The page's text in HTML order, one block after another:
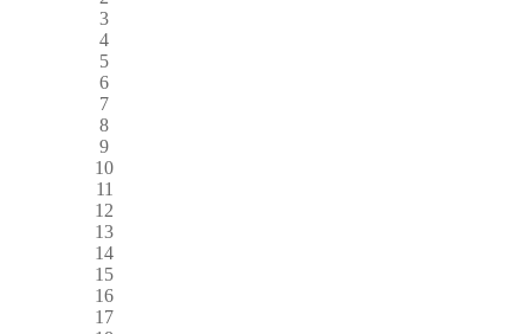
3
4
5
6
7
8
9
10
11
12
13
14
15
16
17